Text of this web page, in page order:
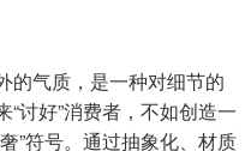
的气质，是一种对细节的
讨好”消费者，不如创造一
”符号。通过抽象化、材质